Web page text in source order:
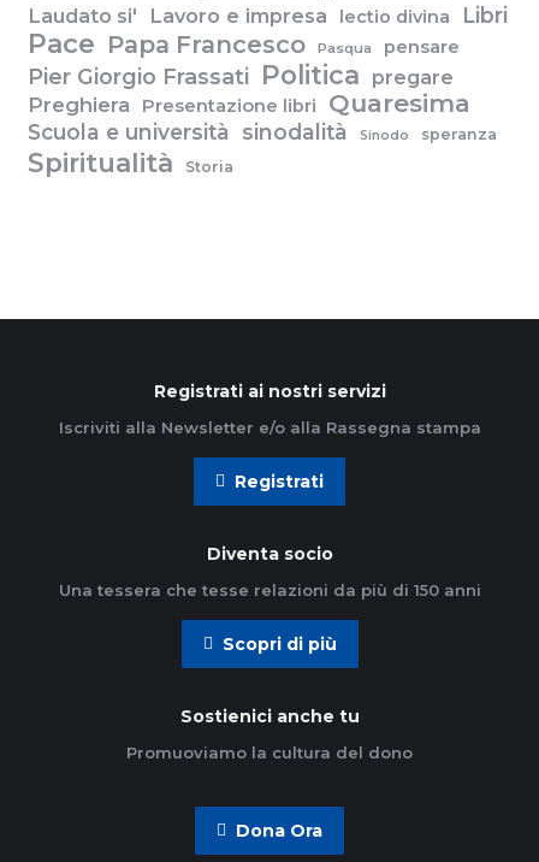
Laudato si' Lavoro e impresa lectio divina Libri
Pace Papa Francesco Pasqua pensare
Pier Giorgio Frassati Politica pregare
Preghiera
Presentazione libri Quaresima
Scuola e università sinodalità Sinodo speranza
Spiritualità Storia
Registrati ai nostri servizi
Iscriviti alla Newsletter e/o alla Rassegna stampa
Registrati
Diventa socio
Una tessera che tesse relazioni da più di 150 anni
Scopri di più
Sostienici anche tu
Promuoviamo la cultura del dono
Dona Ora